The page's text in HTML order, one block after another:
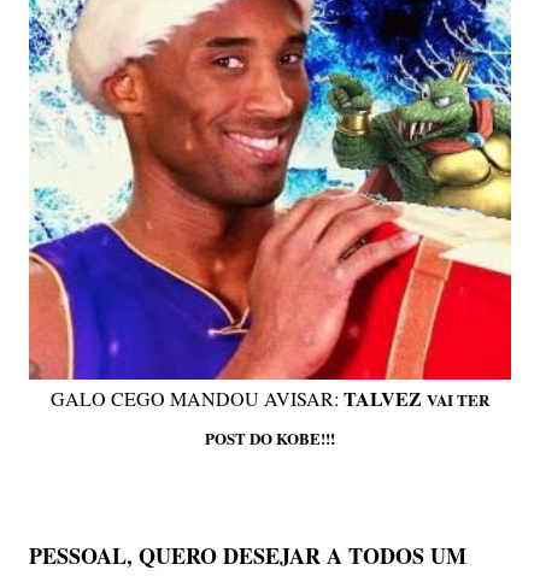
GALO CEGO MANDOU AVISAR: TALVEZ VAI TER
POST DO KOBE!!!
PESSOAL, QUERO DESEJAR A TODOS UM